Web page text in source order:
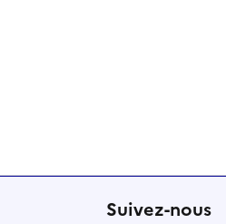
Suivez-nous